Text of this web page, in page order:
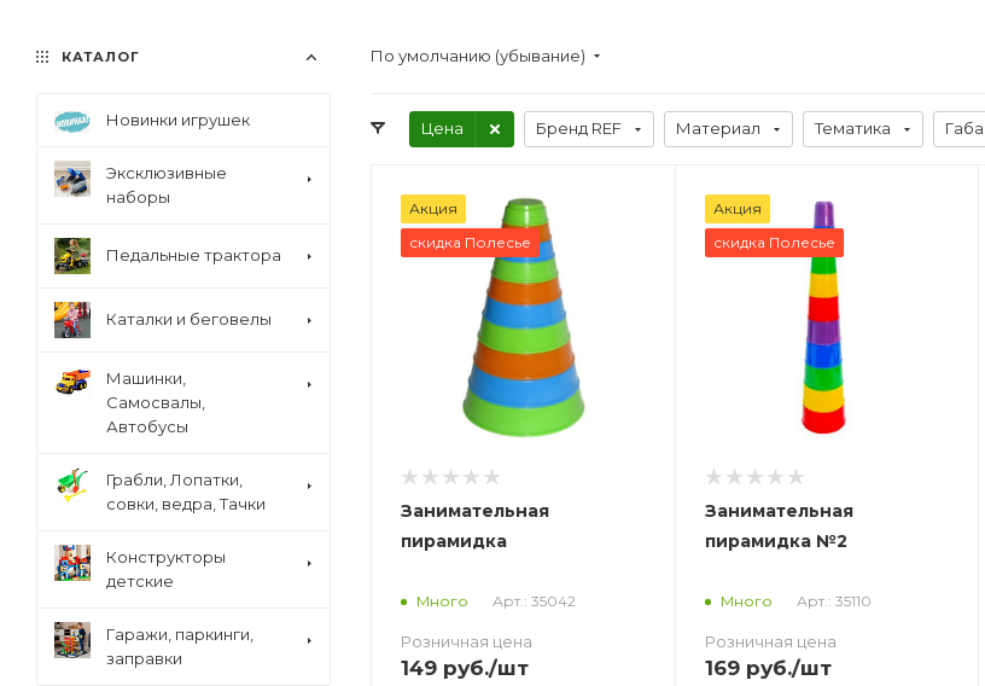
По умолчанию (убывание)
Цена Бренд REF Материал Тематика
Акция
скидка Полесье
Занимательная
пирамидка
Много Арт.: 35042
Розничная цена
149 руб./шт
Акция
скидка Полесье
Занимательная
пирамидка №2
Много Арт.: 35110
Розничная цена
169руб./шт
КАТАЛОГ
Новинки игрушек
Эксклюзивные
наборы
Педальные трактора
Каталки и беговелы
Машинки,
Самосвалы,
Автобусы
Грабли, Лопатки,
совки, ведра, Тачки
Конструкторы
детские
Гаражи, паркинги,
заправки